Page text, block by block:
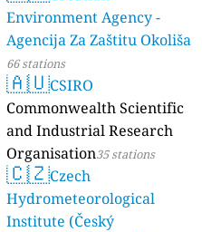
Environment Agency -
Agencija Za Zaštitu Okoliša
66 stations
🇦🇺CSIRO
Commonwealth Scientific
and Industrial Research
Organisation35 stations
🇨🇿Czech
Hydrometeorological
Institute (Český